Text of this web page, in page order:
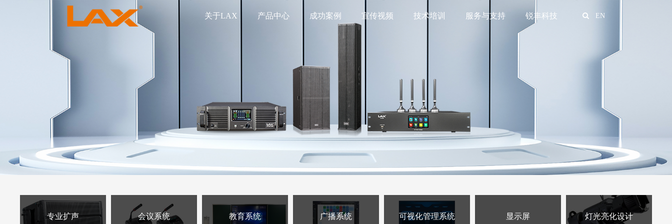
EN
关于LAX 产品中心 成功案例 宣传视频 技术培训 服务与支持 锐丰科技
专业扩声 会议系统 教育系统 广播系统 可视化管理系统 显示屏 灯光亮化设计